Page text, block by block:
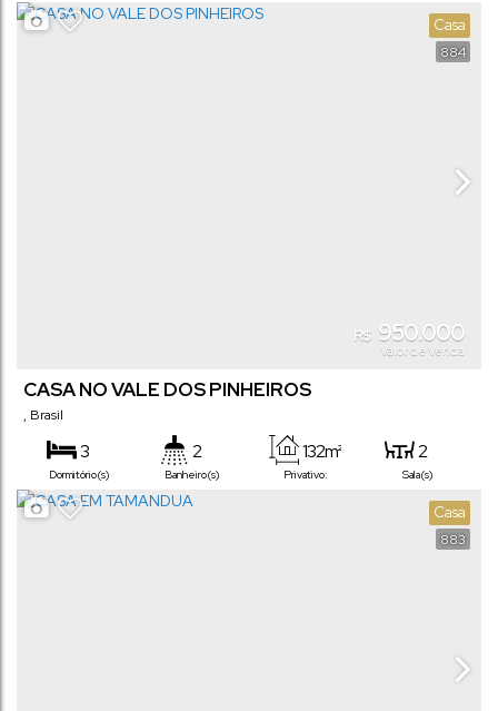
1 2
Comprimento:
28m
884
Casa
R$ 950.000
Valor de Venda
CASA NO VALE DOS PINHEIROS
, Brasil
3
Dormitório(s)
2
Banheiro(s) Privativo:
132m² 2
Sala(s)
1 2
883
Casa